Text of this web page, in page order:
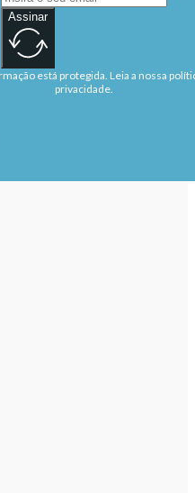
Assinar
está protegida. Leia a nossa
privacidade.